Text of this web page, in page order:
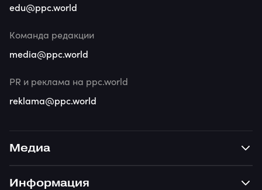
Медиа
Информация
edu@ppc.world
Команда редакции
media@ppc.world
PR и реклама на ppc.world
reklama@ppc.world